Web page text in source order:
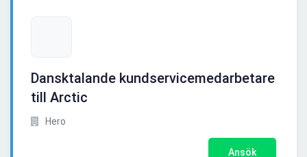
Dansktalande kundservicemedarbetare
till Arctic
Hero
Ansök